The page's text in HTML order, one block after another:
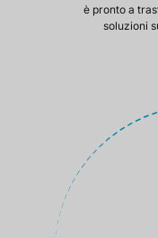
è pronto a
soluzioni